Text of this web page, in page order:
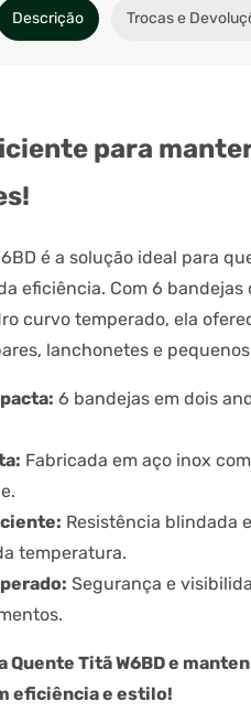
Descrição Trocas e
para
é a solução ideal para
eficiência. Com 6
curvo temperado, ela
lanchonetes e
6 bandejas em dois
Fabricada em aço inox
Resistência blindada
temperatura.
Segurança e
Quente Titã W6BD e
eficiência e estilo!